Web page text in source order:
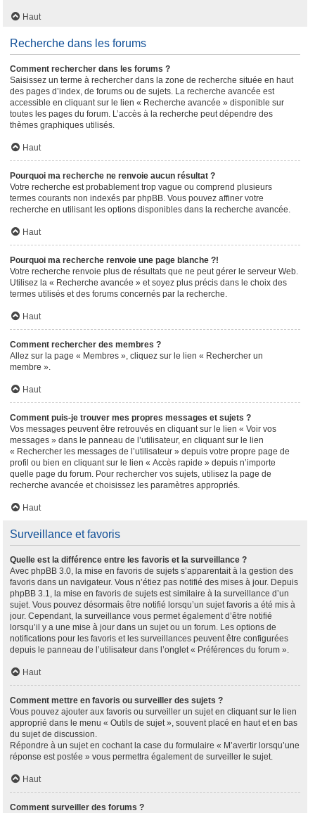
Haut
Recherche dans les forums
Comment rechercher dans les forums ?
Saisissez un terme à rechercher dans la zone de recherche située en haut
des pages d’index, de forums ou de sujets. La recherche avancée est
accessible en cliquant sur le lien « Recherche avancée » disponible sur
toutes les pages du forum. L’accès à la recherche peut dépendre des
thèmes graphiques utilisés.
Haut
Pourquoi ma recherche ne renvoie aucun résultat ?
Votre recherche est probablement trop vague ou comprend plusieurs
termes courants non indexés par phpBB. Vous pouvez affiner votre
recherche en utilisant les options disponibles dans la recherche avancée.
Haut
Pourquoi ma recherche renvoie une page blanche ?!
Votre recherche renvoie plus de résultats que ne peut gérer le serveur Web.
Utilisez la « Recherche avancée » et soyez plus précis dans le choix des
termes utilisés et des forums concernés par la recherche.
Haut
Comment rechercher des membres ?
Allez sur la page « Membres », cliquez sur le lien « Rechercher un
membre ».
Haut
Comment puis-je trouver mes propres messages et sujets ?
Vos messages peuvent être retrouvés en cliquant sur le lien « Voir vos
messages » dans le panneau de l’utilisateur, en cliquant sur le lien
« Rechercher les messages de l’utilisateur » depuis votre propre page de
profil ou bien en cliquant sur le lien « Accès rapide » depuis n’importe
quelle page du forum. Pour rechercher vos sujets, utilisez la page de
recherche avancée et choisissez les paramètres appropriés.
Haut
Surveillance et favoris
Quelle est la différence entre les favoris et la surveillance ?
Avec phpBB 3.0, la mise en favoris de sujets s’apparentait à la gestion des
favoris dans un navigateur. Vous n’étiez pas notifié des mises à jour. Depuis
phpBB 3.1, la mise en favoris de sujets est similaire à la surveillance d’un
sujet. Vous pouvez désormais être notifié lorsqu’un sujet favoris a été mis à
jour. Cependant, la surveillance vous permet également d’être notifié
lorsqu’il y a une mise à jour dans un sujet ou un forum. Les options de
notifications pour les favoris et les surveillances peuvent être configurées
depuis le panneau de l’utilisateur dans l’onglet « Préférences du forum ».
Haut
Comment mettre en favoris ou surveiller des sujets ?
Vous pouvez ajouter aux favoris ou surveiller un sujet en cliquant sur le lien
approprié dans le menu « Outils de sujet », souvent placé en haut et en bas
du sujet de discussion.
Répondre à un sujet en cochant la case du formulaire « M’avertir lorsqu’une
réponse est postée » vous permettra également de surveiller le sujet.
Haut
Comment surveiller des forums ?